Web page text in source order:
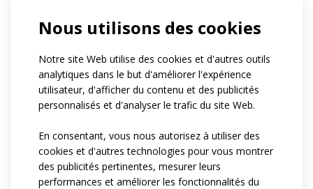
Nous utilisons des cookies
Notre site Web utilise des cookies et d'autres outils
analytiques dans le but d'améliorer l'expérience
utilisateur, d'afficher du contenu et des publicités
personnalisés et d'analyser le trafic du site Web.
En consentant, vous nous autorisez à utiliser des
cookies et d'autres technologies pour vous montrer
des publicités pertinentes, mesurer leurs
performances et améliorer les fonctionnalités du
visibilité.
\r\n\r\n
Fabriqué dans des matériaux extrêmement légers
et à séchage rapidequi évacuent la transpiration et
ne vous alourdissent pas lorsque vous bougez.
Référence:
at869.01
Meryl